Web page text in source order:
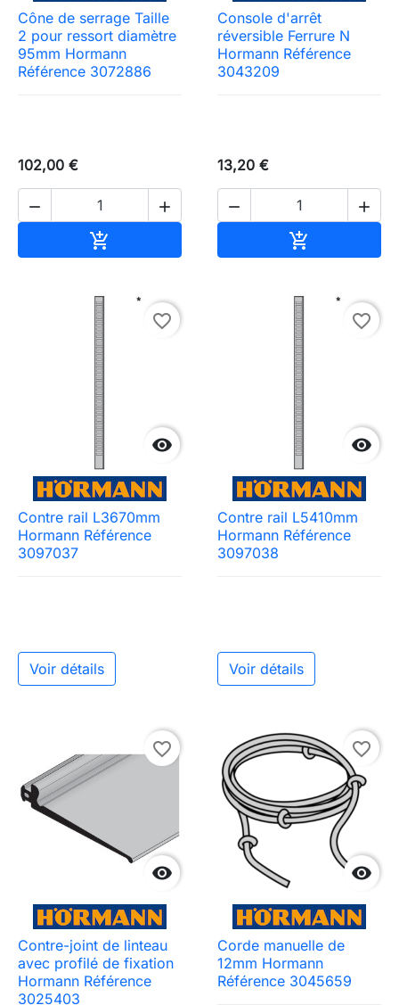
Cône de serrage Taille
2 pour ressort diamètre
95mm Hormann
Référence 3072886
102,00 €
 

Console d'arrêt
réversible Ferrure N
Hormann Référence
3043209
13,20 €
 


favorite_border
Contre rail L3670mm
Hormann Référence
3097037
Voir détails

favorite_border
Contre rail L5410mm
Hormann Référence
3097038
Voir détails

favorite_border
Contre-joint de linteau
avec profilé de fixation
Hormann Référence
3025403

favorite_border
Corde manuelle de
12mm Hormann
Référence 3045659